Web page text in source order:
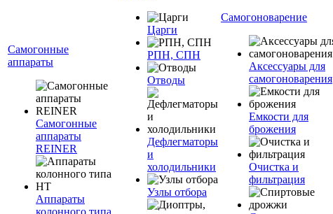
Самогонные
аппараты
Самогонные
аппараты
REINER
Аппараты
колонного типа
Царги
РПН, СПН
Отводы
Дефлегматоры
и
холодильники
Узлы отбора
Самогоноварение
Аксессуары для
самогоноварения
Емкости для
брожения
Очистка и
фильтрация